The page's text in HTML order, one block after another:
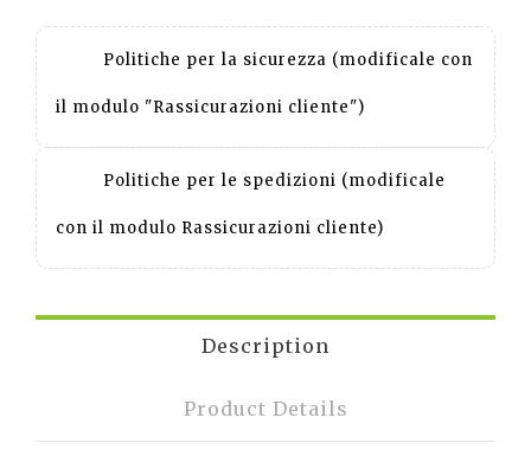
Politiche per la sicurezza (modificale con
il modulo "Rassicurazioni cliente")
Politiche per le spedizioni (modificale
con il modulo Rassicurazioni cliente)
Description
Product Details